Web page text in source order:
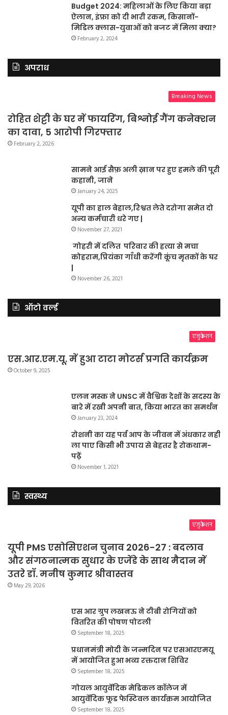
Budget 2024: महिलाओं के लिए किया बड़ा
ऐलान, इंफ्रा को दी भारी रकम, किसानों-
मिडिल क्लास-युवाओं को बजट में मिला क्या?
February 2, 2024
अपराध
Breaking News
रोहित शेट्टी के घर में फायरिंग, बिश्नोई गैंग कनेक्शन
का दावा, 5 आरोपी गिरफ्तार
February 2, 2026
सामने आई सैफ़ अली ख़ान पर हुए हमले की पूरी
कहानी, जाने
January 24, 2025
यूपी का हाल बेहाल,रिश्वत लेते दरोगा समेत दो
अन्य कर्मचारी धरे गए |
November 27, 2021
गोहरी में दलित परिवार की हत्या से मचा
कोहराम,प्रियंका गाँधी करेंगी कूंच मृतकों के घर
|
November 26, 2021
ऑटो वर्ल्ड
एजुकेशन
एस.आर.एम.यू. में हुआ टाटा मोटर्स प्रगति कार्यक्रम
October 9, 2025
एलन मस्क ने UNSC में वैश्विक देशों के सदस्य के
बारे में रखी अपनी बात, किया भारत का समर्थन
January 23, 2024
रोशनी का यह पर्व आप के जीवन में अंधकार नहीं
ला पाए किसी भी उपाय से बेहतर है रोकथाम-
पढ़ें
November 1, 2021
स्वस्थ्य
एजुकेशन
यूपी PMS एसोसिएशन चुनाव 2026-27 : बदलाव
और संगठनात्मक सुधार के एजेंडे के साथ मैदान में
उतरे डॉ. मनीष कुमार श्रीवास्तव
May 29, 2026
एस आर ग्रुप लखनऊ ने टीबी रोगियों को
वितरित की पोषण पोटली
September 18, 2025
प्रधानमंत्री मोदी के जन्मदिन पर एसआरएमयू
में आयोजित हुआ भव्य रक्तदान शिविर
September 18, 2025
गोयल आयुर्वेदिक मेडिकल कॉलेज में
आयुर्वेदिक फूड फेस्टिवल कार्यक्रम आयोजित
September 18, 2025